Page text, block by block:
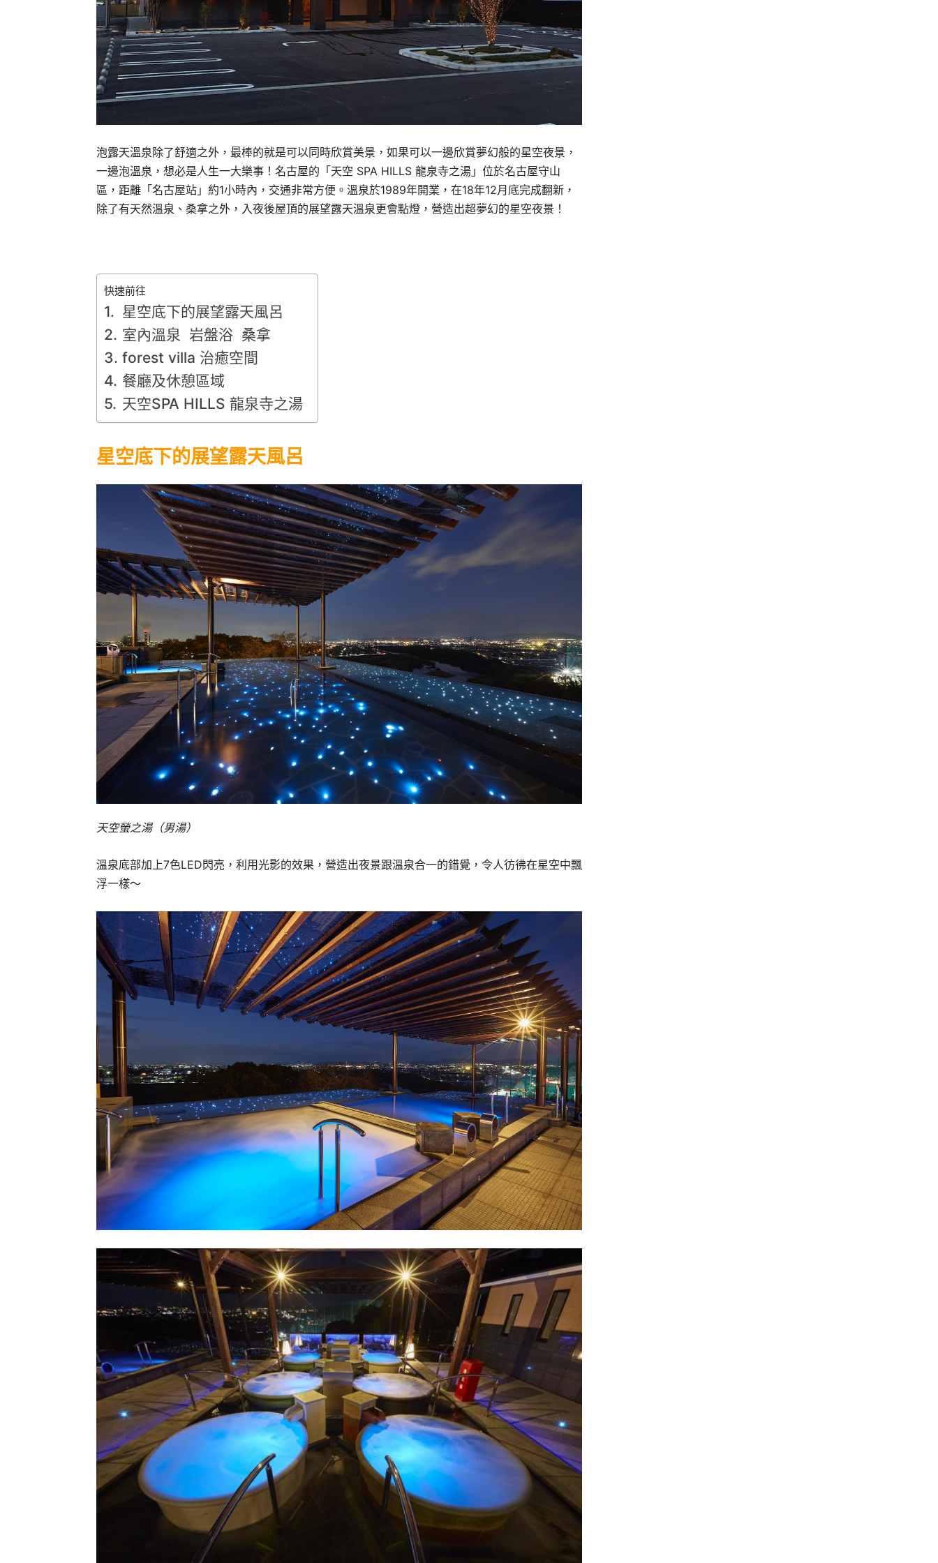
泡露天溫泉除了舒適之外，最棒的就是可以同時欣賞美景，如果可以一邊欣賞夢幻般的星空夜景，
一邊泡溫泉，想必是人生一大樂事！名古屋的「天空 SPA HILLS 龍泉寺之湯」位於名古屋守山
區，距離「名古屋站」約1小時內，交通非常方便。溫泉於1989年開業，在18年12月底完成翻新，
除了有天然溫泉、桑拿之外，入夜後屋頂的展望露天溫泉更會點燈，營造出超夢幻的星空夜景！
快速前往
星空底下的展望露天風呂
室內溫泉 岩盤浴 桑拿
forest villa 治癒空間
餐廳及休憩區域
天空SPA HILLS 龍泉寺之湯
星空底下的展望露天風呂
天空螢之湯（男湯）
溫泉底部加上7色LED閃亮，利用光影的效果，營造出夜景跟溫泉合一的錯覺，令人彷彿在星空中飄
浮一樣～